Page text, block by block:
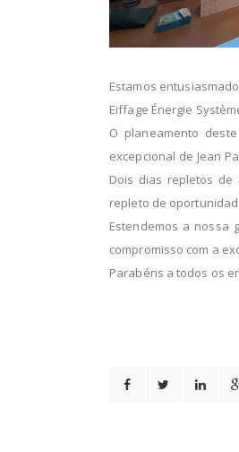
Estamos
Eiffage Énergie
O planeamento
excepcional de Jean
Dois dias repletos de
repleto de
Estendemos a nossa
compromisso com a
Parabéns a todos os